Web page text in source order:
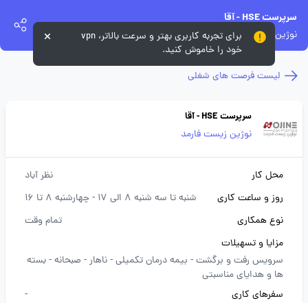
سرپرست HSE - آقا
نوژین زیست فارمد
لیست فرصت های شغلی
سرپرست HSE - آقا
نوژین زیست فارمد
محل کار
نظر آباد
روز و ساعت کاری
شنبه تا سه شنبه 8 الی 17 - چهارشنبه 8 تا 16
نوع همکاری
تمام وقت
مزایا و تسهیلات
سرویس رفت و برگشت - بیمه درمان تکمیلی -ناهار - صبحانه -بسته
ها و هدایای مناسبتی
سفرهای کاری
-
برای تجربه کاربری بهتر و سرعت بالاتر، vpn
خود را خاموش کنید.